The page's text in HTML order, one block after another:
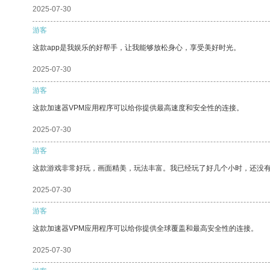
2025-07-30
游客
这款app是我娱乐的好帮手，让我能够放松身心，享受美好时光。
2025-07-30
游客
这款加速器VPM应用程序可以给你提供最高速度和安全性的连接。
2025-07-30
游客
这款游戏非常好玩，画面精美，玩法丰富。我已经玩了好几个小时，还没
2025-07-30
游客
这款加速器VPM应用程序可以给你提供全球覆盖和最高安全性的连接。
2025-07-30